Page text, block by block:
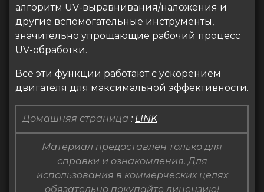
алгоритм UV-выравнивания/наложения и
другие вспомогательные инструменты,
значительно упрощающие рабочий процесс
UV-обработки.
Все эти функции работают с ускорением
двигателя для максимальной эффективности.
Домашняя страница : LINK
Материал предоставлен только для
справки и ознакомления. Для
использования в коммерческих целях
обязательно покупайте лицензию!